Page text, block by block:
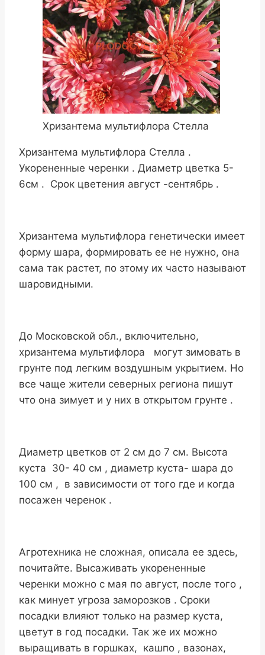
Хризантема мультифлора Стелла
Хризантема мультифлора Стелла .
Укорененные черенки . Диаметр цветка 5-
6см . Срок цветения август -сентябрь .
Хризантема мультифлора генетически имеет
форму шара, формировать ее не нужно, она
сама так растет, по этому их часто называют
шаровидными.
До Московской обл., включительно,
хризантема мультифлора могут зимовать в
грунте под легким воздушным укрытием. Но
все чаще жители северных региона пишут
что она зимует и у них в открытом грунте .
Диаметр цветков от 2 см до 7 см. Высота
куста 30- 40 см , диаметр куста- шара до
100 см , в зависимости от того где и когда
посажен черенок .
Агротехника не сложная, описала ее здесь,
почитайте. Высаживать укорененные
черенки можно с мая по август, после того ,
как минует угроза заморозков . Сроки
посадки влияют только на размер куста,
цветут в год посадки. Так же их можно
выращивать в горшках, кашпо , вазонах,